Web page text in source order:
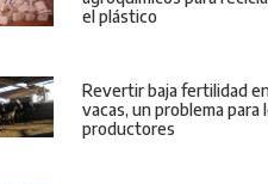
el plástico
Revertir baja fertilidad
vacas, un problema para
productores